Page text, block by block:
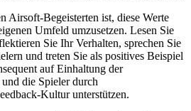
Airsoft-Begeisterten ist, diese Werte
Umfeld umzusetzen. Lesen Sie
Sie Ihr Verhalten, sprechen Sie
und treten Sie als positives Beispiel
auf Einhaltung der
und die Spieler durch
Kultur unterstützen.